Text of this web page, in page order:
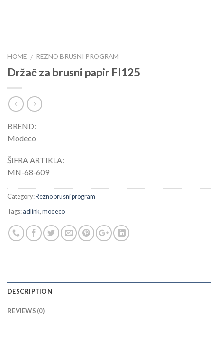
HOME / REZNO BRUSNI PROGRAM
Držač za brusni papir FI125
BREND:
Modeco
ŠIFRA ARTIKLA:
MN-68-609
Category:Rezno brusni program
Tags:adlink,modeco
DESCRIPTION
REVIEWS (0)